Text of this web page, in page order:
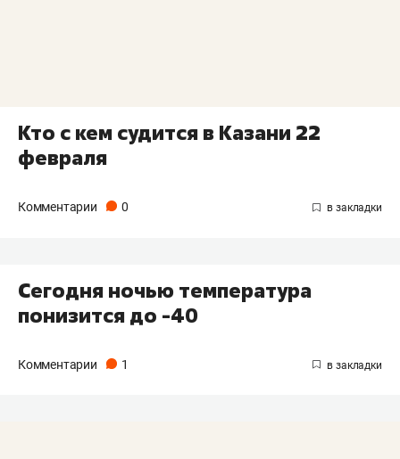
Кто с кем судится в Казани 22
февраля
Комментарии 0
Сегодня ночью температура
понизится до -40
Комментарии 1